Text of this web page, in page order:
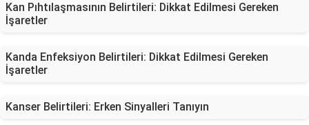
Kan Pıhtılaşmasının Belirtileri: Dikkat Edilmesi Gereken
İşaretler
Kanda Enfeksiyon Belirtileri: Dikkat Edilmesi Gereken
İşaretler
Kanser Belirtileri: Erken Sinyalleri Tanıyın